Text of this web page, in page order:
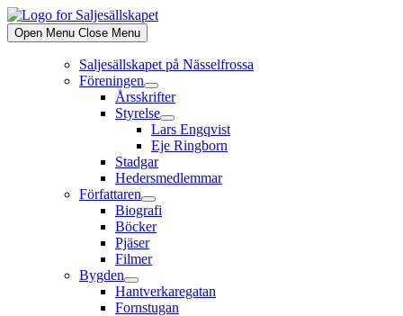
Skip
to
content
Open Menu Close Menu
Saljesällskapet på Nässelfrossa
Föreningen
Show
sub
menu
Årsskrifter
Styrelse
Show
sub
menu
Lars Engqvist
Eje Ringborn
Stadgar
Hedersmedlemmar
Författaren
Show
sub
menu
Biografi
Böcker
Pjäser
Filmer
Bygden
Show
sub
menu
Hantverkaregatan
Fornstugan